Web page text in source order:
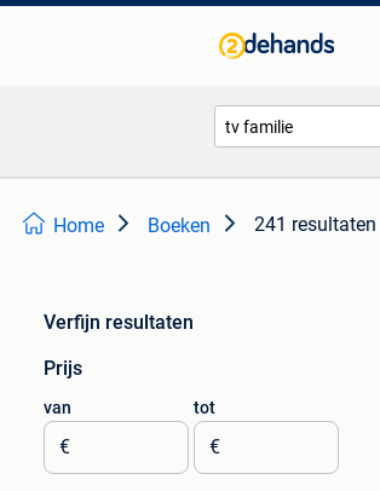
Home Boeken 241 resultaten
Verfijn resultaten
Prijs
van
€
tot
€